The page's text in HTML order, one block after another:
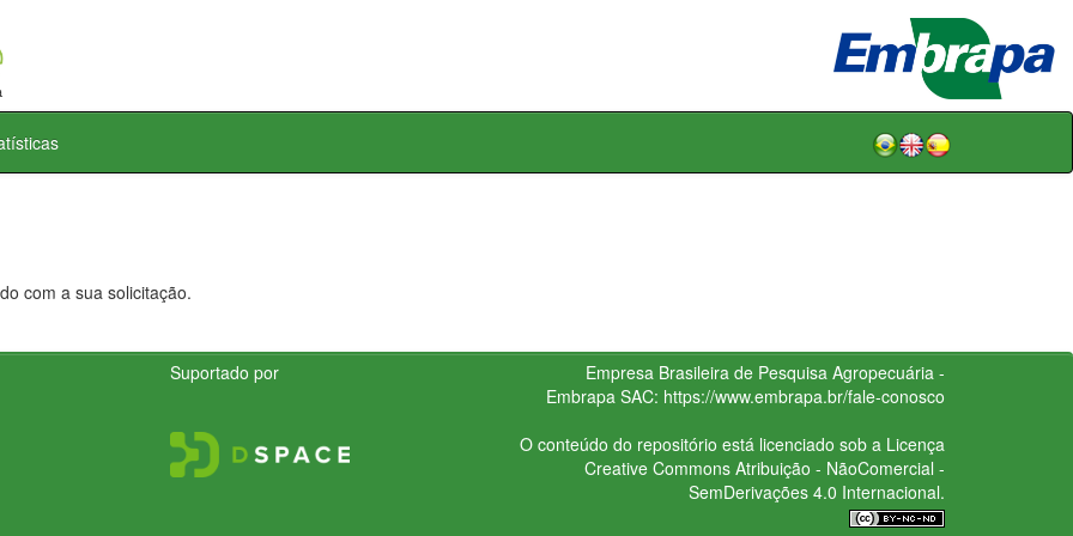
com a sua solicitação.
Suportado por
Empresa Brasileira de Pesquisa Agropecuária -
Embrapa SAC: https://www.embrapa.br/fale-conosco
O conteúdo do repositório está licenciado sob a Licença
Creative CommonsAtribuição - NãoComercial -
SemDerivações 4.0 Internacional.